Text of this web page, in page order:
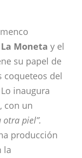
La Moneta y el
su papel de
coqueteos del
inaugura
con un
otra piel”.
producción
la